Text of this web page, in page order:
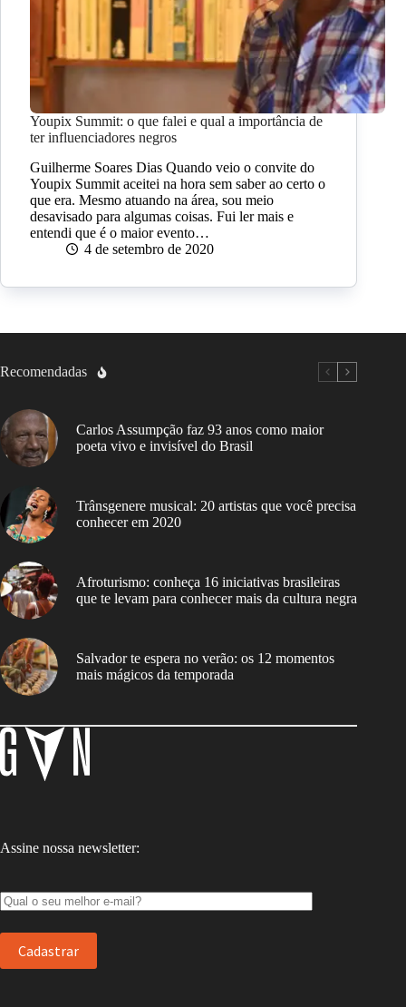
Youpix Summit: o que falei e qual a importância de
ter influenciadores negros
Guilherme Soares Dias Quando veio o convite do
Youpix Summit aceitei na hora sem saber ao certo o
que era. Mesmo atuando na área, sou meio
desavisado para algumas coisas. Fui ler mais e
entendi que é o maior evento…
4 de setembro de 2020
Recomendadas
Carlos Assumpção faz 93 anos como maior
poeta vivo e invisível do Brasil
Trânsgenere musical: 20 artistas que você precisa
conhecer em 2020
Afroturismo: conheça 16 iniciativas brasileiras
que te levam para conhecer mais da cultura negra
Salvador te espera no verão: os 12 momentos
mais mágicos da temporada
Assine nossa newsletter: